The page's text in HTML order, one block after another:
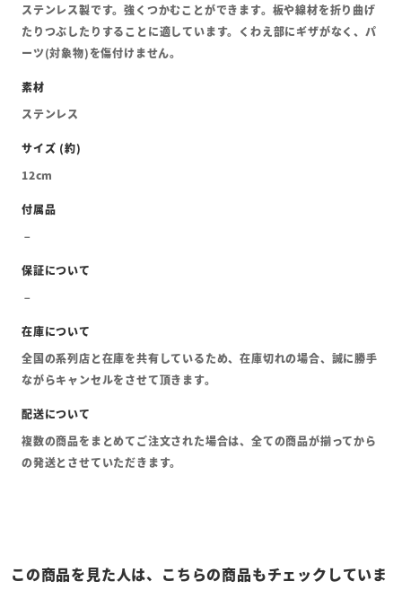
ステンレス製です。強くつかむことができます。板や線材を折り曲げ
たりつぶしたりすることに適しています。くわえ部にギザがなく、パ
ーツ(対象物)を傷付けません。
ステンレス
12cm
全国の系列店と在庫を共有しているため、在庫切れの場合、誠に勝手
ながらキャンセルをさせて頂きます。
複数の商品をまとめてご注文された場合は、全ての商品が揃ってから
の発送とさせていただきます。
この商品を見た人は、こちらの商品もチェックしていま